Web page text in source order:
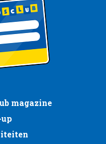
magazine